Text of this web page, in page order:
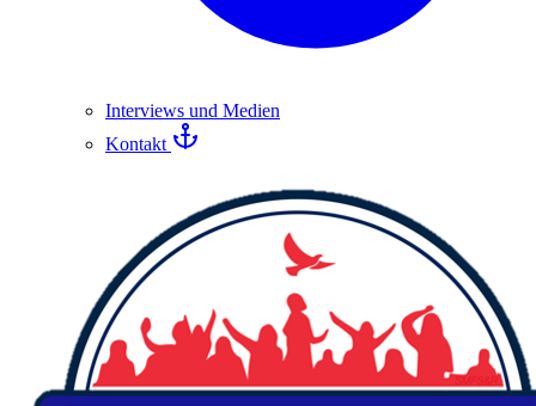
Interviews und Medien
Kontakt